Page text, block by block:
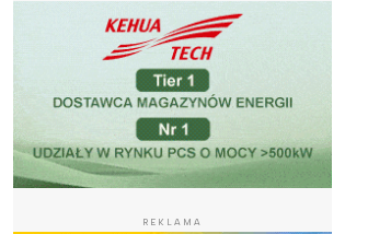
REKLAMA